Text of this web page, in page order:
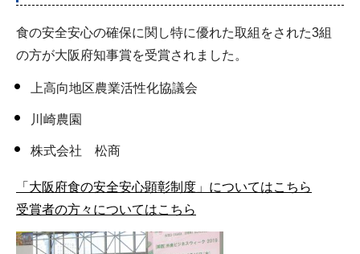
食の安全安心の確保に関し特に優れた取組をされた3組
の方が大阪府知事賞を受賞されました。
上高向地区農業活性化協議会
川崎農園
株式会社 松商
「大阪府食の安全安心顕彰制度」についてはこちら
受賞者の方々についてはこちら